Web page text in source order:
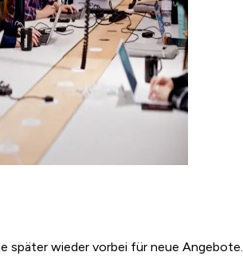
später wieder vorbei für neue Angebote.